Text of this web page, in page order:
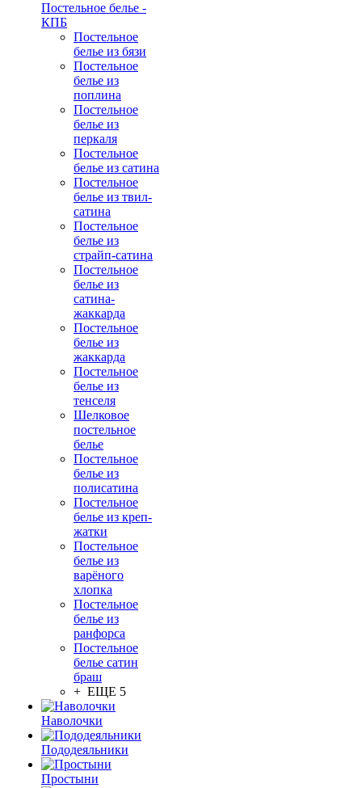
Постельное белье -
КПБ
Постельное
белье из бязи
Постельное
белье из
поплина
Постельное
белье из
перкаля
Постельное
белье из сатина
Постельное
белье из твил-
сатина
Постельное
белье из
страйп-сатина
Постельное
белье из
сатина-
жаккарда
Постельное
белье из
жаккарда
Постельное
белье из
тенселя
Шелковое
постельное
белье
Постельное
белье из
полисатина
Постельное
белье из креп-
жатки
Постельное
белье из
варёного
хлопка
Постельное
белье из
ранфорса
Постельное
белье сатин
браш
+ ЕЩЕ 5
Наволочки
Пододеяльники
Простыни